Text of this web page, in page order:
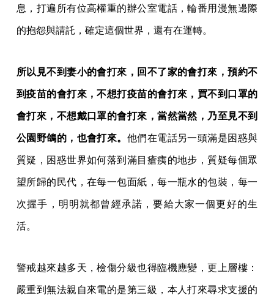
息，打遍所有位高權重的辦公室電話，輪番用漫無邊際
的抱怨與請託，確定這個世界，還有在運轉。
所以見不到妻小的會打來，回不了家的會打來，預約不
到疫苗的會打來，不想打疫苗的會打來，買不到口罩的
會打來，不想戴口罩的會打來，當然當然，乃至見不到
公園野鴿的，也會打來。 他們在電話另一頭滿是困惑與
質疑，困惑世界如何落到滿目瘡痍的地步，質疑每個眾
望所歸的民代，在每一包面紙，每一瓶水的包裝，每一
次握手，明明就都曾經承諾，要給大家一個更好的生
活。
警戒越來越多天，檢傷分級也得臨機應變，更上層樓：
嚴重到無法親自來電的是第三級，本人打來尋求支援的